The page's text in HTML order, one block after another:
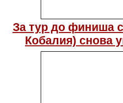
За тур до финиша
Кобалия) снова